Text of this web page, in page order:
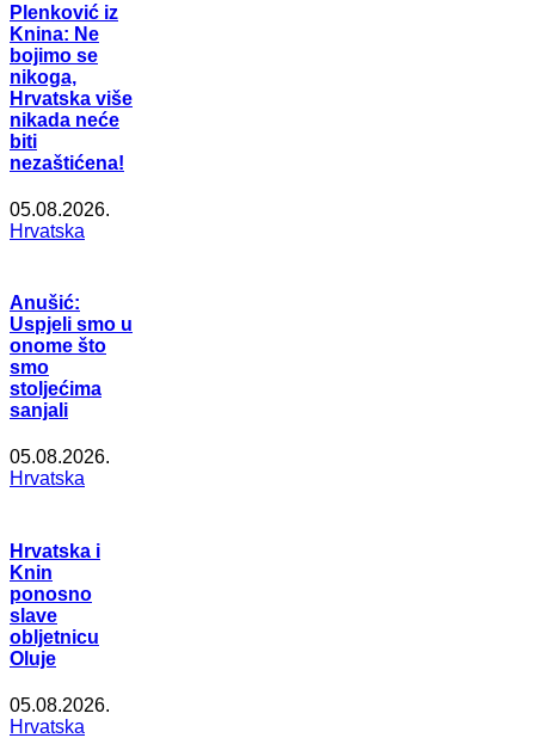
Plenković iz
Knina: Ne
bojimo se
nikoga,
Hrvatska više
nikada neće
biti
nezaštićena!
05.08.2026.
Hrvatska
Anušić:
Uspjeli smo u
onome što
smo
stoljećima
sanjali
05.08.2026.
Hrvatska
Hrvatska i
Knin
ponosno
slave
obljetnicu
Oluje
05.08.2026.
Hrvatska